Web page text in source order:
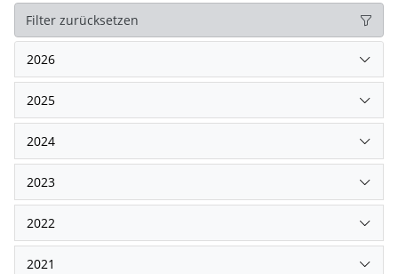
Filter zurücksetzen
2026
2025
2024
2023
2022
2021